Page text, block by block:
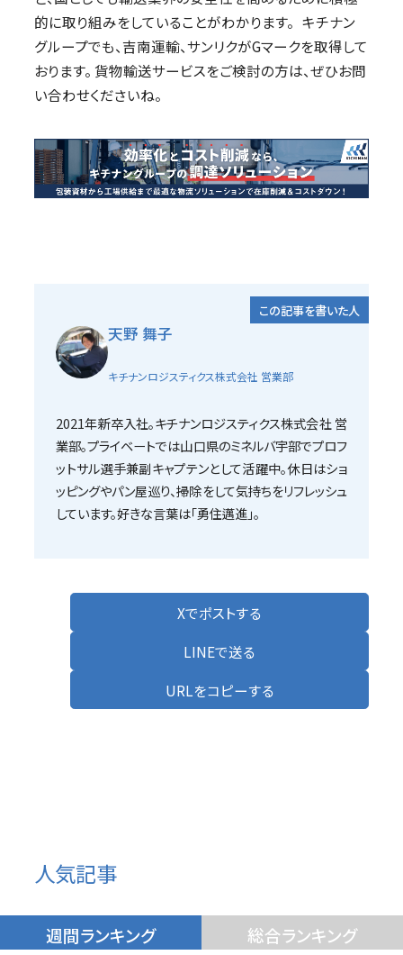
人気記事
週間ランキング 総合ランキング
的に取り組みをしていることがわかります。 キチナン
グループでも、吉南運輸、サンリクがGマークを取得して
おります。 貨物輸送サービスをご検討の方は、ぜひお問
い合わせくださいね。
この記事を書いた人
天野 舞子
キチナンロジスティクス株式会社 営業部
2021年新卒入社。キチナンロジスティクス株式会社 営
業部。プライベートでは山口県のミネルバ宇部でプロフ
ットサル選手兼副キャプテンとして活躍中。休日はショ
ッピングやパン屋巡り、掃除をして気持ちをリフレッシュ
しています。好きな言葉は「勇住邁進」。
Xでポストする
LINEで送る
URLをコピーする